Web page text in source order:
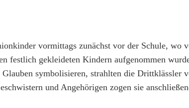
vormittags zunächst vor der Schule, wo
festlich gekleideten Kindern aufgenommen
symbolisieren, strahlten die Drittklässler
und Angehörigen zogen sie